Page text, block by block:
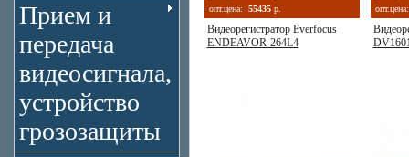
Прием и
передача
видеосигнала,
устройство
грозозащиты
опт.цена:
55435 р.
Видеорегистратор Everfocus
ENDEAVOR-264L4
опт.цена: